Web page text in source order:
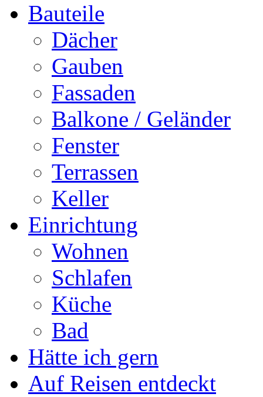
Bauteile
Dächer
Gauben
Fassaden
Balkone / Geländer
Fenster
Terrassen
Keller
Einrichtung
Wohnen
Schlafen
Küche
Bad
Hätte ich gern
Auf Reisen entdeckt